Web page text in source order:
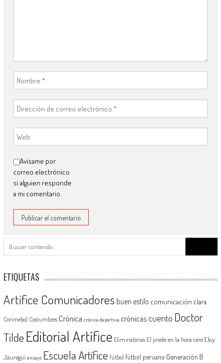
Avísame por
correo electrónico
si alguien responde
a mi comentario.
ETIQUETAS
Artífice Comunicadores buen estilo comunicación clara
Conmebol Costumbres Crónica crónica deportiva crónicascuento Doctor
Tilde Editorial Artífice Eliminatorias El jinete en la hora cero Eloy
Jáuregui ensayo Escuela Artífice fútbol fútbol peruano Generación B